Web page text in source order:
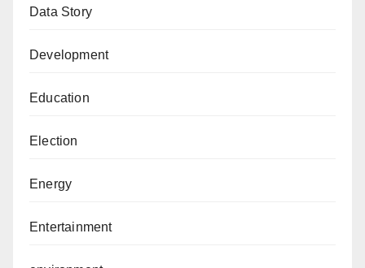
Data Story
Development
Education
Election
Energy
Entertainment